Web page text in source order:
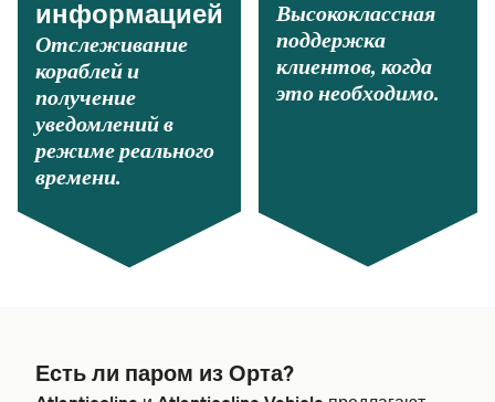
информацией
Отслеживание
кораблей и
получение
уведомлений в
режиме реального
времени.
Высококлассная
поддержка
клиентов, когда
это необходимо.
Есть ли паром из Орта?